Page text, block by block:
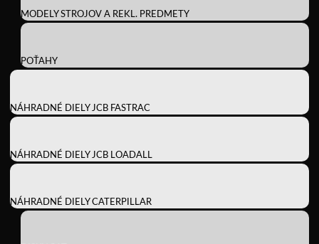
MODELY STROJOV A REKL. PREDMETY
POŤAHY
NÁHRADNÉ DIELY JCB FASTRAC
NÁHRADNÉ DIELY JCB LOADALL
NÁHRADNÉ DIELY CATERPILLAR